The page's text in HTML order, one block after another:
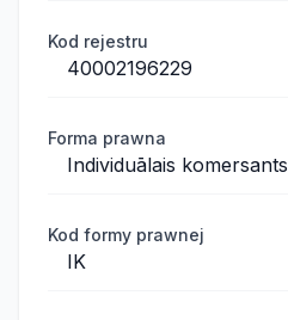
Kod rejestru
40002196229
Forma prawna
Individuālais komersants
Kod formy prawnej
IK